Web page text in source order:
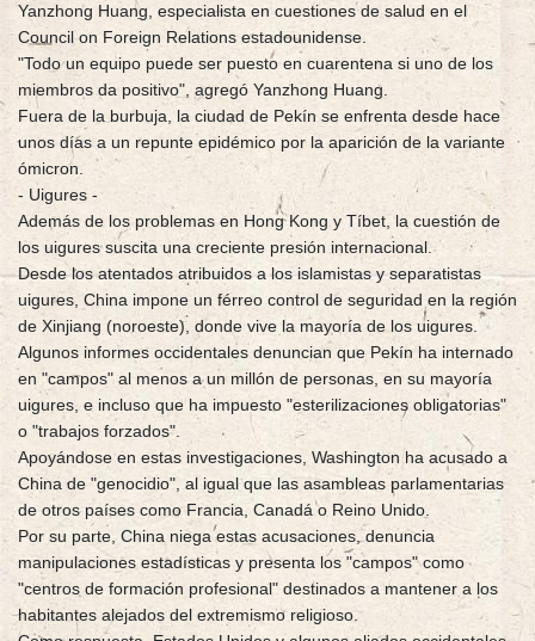
Yanzhong Huang, especialista en cuestiones de salud en el
Council on Foreign Relations estadounidense.
"Todo un equipo puede ser puesto en cuarentena si uno de los
miembros da positivo", agregó Yanzhong Huang.
Fuera de la burbuja, la ciudad de Pekín se enfrenta desde hace
unos días a un repunte epidémico por la aparición de la variante
ómicron.
- Uigures -
Además de los problemas en Hong Kong y Tíbet, la cuestión de
los uigures suscita una creciente presión internacional.
Desde los atentados atribuidos a los islamistas y separatistas
uigures, China impone un férreo control de seguridad en la región
de Xinjiang (noroeste), donde vive la mayoría de los uigures.
Algunos informes occidentales denuncian que Pekín ha internado
en "campos" al menos a un millón de personas, en su mayoría
uigures, e incluso que ha impuesto "esterilizaciones obligatorias"
o "trabajos forzados".
Apoyándose en estas investigaciones, Washington ha acusado a
China de "genocidio", al igual que las asambleas parlamentarias
de otros países como Francia, Canadá o Reino Unido.
Por su parte, China niega estas acusaciones, denuncia
manipulaciones estadísticas y presenta los "campos" como
"centros de formación profesional" destinados a mantener a los
habitantes alejados del extremismo religioso.